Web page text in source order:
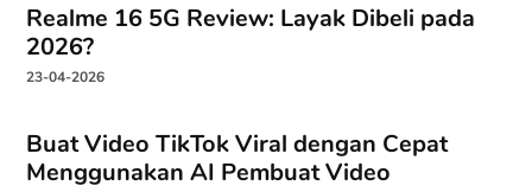
Realme 16 5G Review: Layak Dibeli pada
2026?
23-04-2026
Buat Video TikTok Viral dengan Cepat
Menggunakan AI Pembuat Video